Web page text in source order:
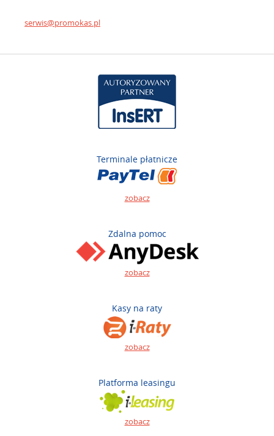
serwis@promokas.pl
Terminale płatnicze
zobacz
Zdalna pomoc
zobacz
Kasy na raty
zobacz
Platforma leasingu
zobacz